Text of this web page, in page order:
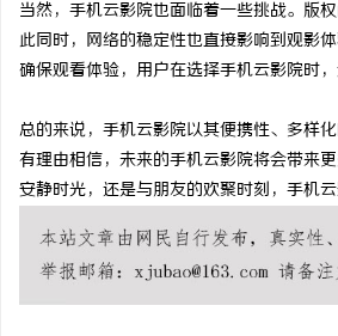
当然，手机云影院也面临着一些挑战。版
此同时，网络的稳定性也直接影响到观影
确保观看体验，用户在选择手机云影院时
总的来说，手机云影院以其便携性、多样
有理由相信，未来的手机云影院将会带来
安静时光，还是与朋友的欢聚时刻，手机